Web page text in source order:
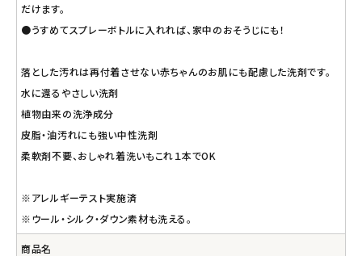
だけます。
●うすめてスプレーボトルに入れれば、家中のおそうじにも！
落とした汚れは再付着させない赤ちゃんのお肌にも配慮した洗剤です。
水に還るやさしい洗剤
植物由来の洗浄成分
皮脂・油汚れにも強い中性洗剤
柔軟剤不要、おしゃれ着洗いもこれ１本でOK
※アレルギーテスト実施済
※ウール・シルク・ダウン素材も洗える。
商品名